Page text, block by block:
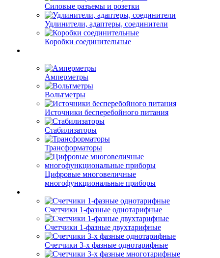
Силовые разъемы и розетки
Удлинители, адаптеры, соединители
Коробки соединительные
Амперметры
Вольтметры
Источники бесперебойного питания
Стабилизаторы
Трансформаторы
Цифровые многовеличные
многофункциональные приборы
Счетчики 1-фазные однотарифные
Счетчики 1-фазные двухтарифные
Счетчики 3-х фазные однотарифные